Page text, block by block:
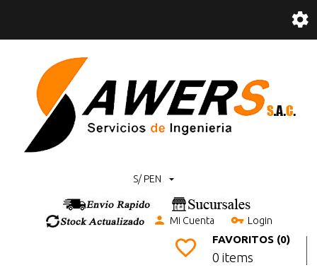
S/ PEN
Mi Cuenta Login
FAVORITOS (0)
0 items